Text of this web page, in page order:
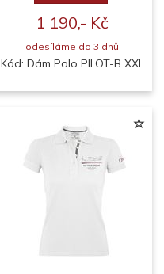
1 190,- Kč
odesíláme do 3 dnů
Kód: Dám Polo PILOT-B XXL